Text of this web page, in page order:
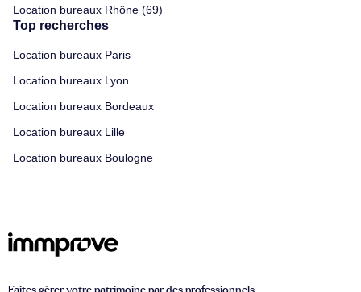
Location bureaux Rhône (69)
Top recherches
Location bureaux Paris
Location bureaux Lyon
Location bureaux Bordeaux
Location bureaux Lille
Location bureaux Boulogne